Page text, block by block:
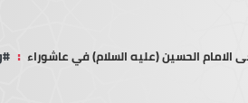
الامام الحسين (عليه السلام) في عاشوراء :